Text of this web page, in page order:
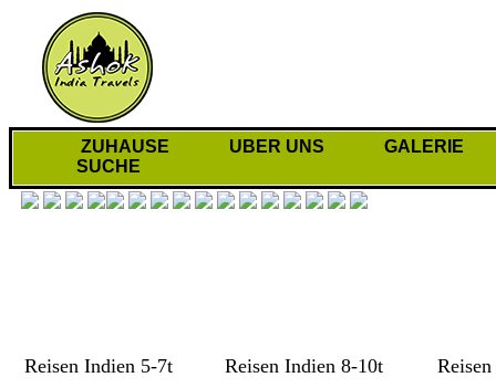
ZUHAUSE UBER UNS
GALERIE
SUCHE
Reisen Indien 5-7t Reisen Indien 8-10t